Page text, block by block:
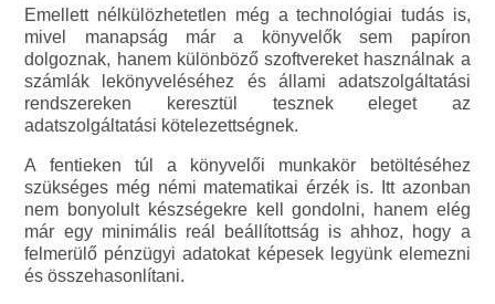
Emellett nélkülözhetetlen még a technológiai tudás is,
mivel manapság már a könyvelők sem papíron
dolgoznak, hanem különböző szoftvereket használnak a
számlák lekönyveléséhez és állami adatszolgáltatási
rendszereken keresztül tesznek eleget az
adatszolgáltatási kötelezettségnek.
A fentieken túl a könyvelői munkakör betöltéséhez
szükséges még némi matematikai érzék is. Itt azonban
nem bonyolult készségekre kell gondolni, hanem elég
már egy minimális reál beállítottság is ahhoz, hogy a
felmerülő pénzügyi adatokat képesek legyünk elemezni
és összehasonlítani.